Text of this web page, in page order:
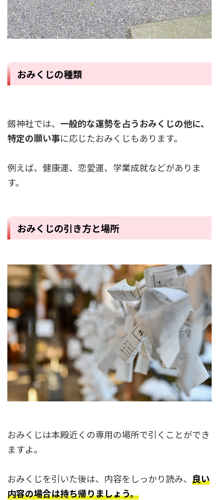
おみくじの種類
劔神社では、 一般的な運勢を占うおみくじの他に、
特定の願い事に応じたおみくじもあります。
例えば、健康運、恋愛運、学業成就などがありま
す。
おみくじの引き方と場所
おみくじは本殿近くの専用の場所で引くことができ
ますよ。
おみくじを引いた後は、内容をしっかり読み、 良い
内容の場合は持ち帰りましょう。